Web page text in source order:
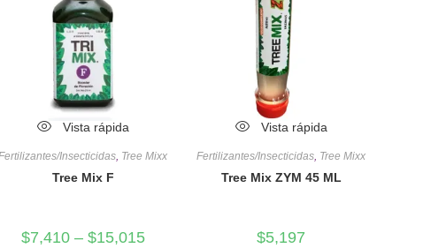
Vista rápida
Insecticidas, Tree Mixx
Tree Mix F
$7,410 – $15,015
Vista rápida
Fertilizantes/Insecticidas, Tree Mixx
Tree Mix ZYM 45 ML
$5,197